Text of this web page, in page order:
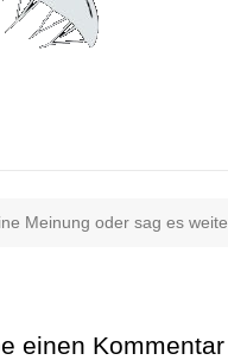
Meinung oder sag es
einen Kommentar